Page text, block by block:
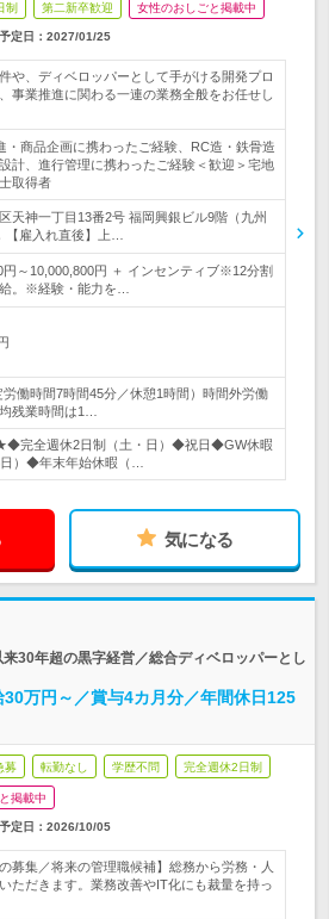
制 第二新卒歓迎 女性のおしごと掲載中
定日： 2027/01/25
や、ディベロッパーとして手がける開発プロ
事業推進に関わる一連の業務全般をお任せし
・商品企画に携わったご経験、RC造・鉄骨造
計、進行管理に携わったご経験＜歓迎＞宅地
取得者
天神一丁目13番2号 福岡興銀ビル9階（九州
雇入れ直後】上…
円～10,000,800円 ＋ インセンティブ※12分割
。※経験・能力を…
働時間7時間45分／休憩1時間）時間外労働
残業時間は1…
完全週休2日制（土・日）◆祝日◆GW休暇
）◆年末年始休暇（…
気になる
30年超の黒字経営／総合ディベロッパーとし
30万円～／賞与4カ月分／年間休日125
募 転勤なし 学歴不問 完全週休2日制
掲載中
定日： 2026/10/05
募集／将来の管理職候補】総務から労務・人
ただきます。業務改善やIT化にも裁量を持っ